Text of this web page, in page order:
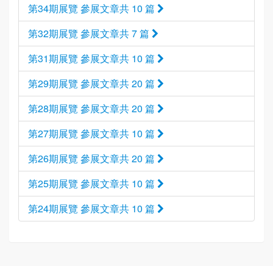
第34期展覽 參展文章共 10 篇
第32期展覽 參展文章共 7 篇
第31期展覽 參展文章共 10 篇
第29期展覽 參展文章共 20 篇
第28期展覽 參展文章共 20 篇
第27期展覽 參展文章共 10 篇
第26期展覽 參展文章共 20 篇
第25期展覽 參展文章共 10 篇
第24期展覽 參展文章共 10 篇